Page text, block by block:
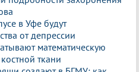
в Уфе будут
от депрессии
математическую
ткани